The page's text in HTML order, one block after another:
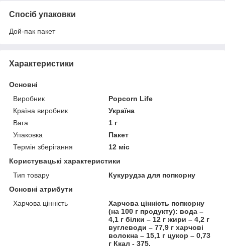
Спосіб упаковки
Дой-пак пакет
Характеристики
Основні
Виробник
Popcorn Life
Країна виробник
Україна
Вага
1 г
Упаковка
Пакет
Термін зберігання
12 міс
Користувацькі характеристики
Тип товару
Кукурудза для попкорну
Основні атрибути
Харчова цінність
Харчова цінність попкорну
(на 100 г продукту): вода –
4,1 г білки – 12 г жири – 4,2 г
вуглеводи – 77,9 г харчові
волокна – 15,1 г цукор – 0,73
г Ккал - 375.